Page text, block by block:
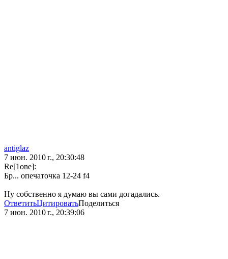
antiglaz
7 июн. 2010 г., 20:30:48
Re[1one]:
Бр... опечаточка 12-24 f4
Ну собственно я думаю вы сами догадались.
ОтветитьЦитироватьПоделиться
7 июн. 2010 г., 20:39:06